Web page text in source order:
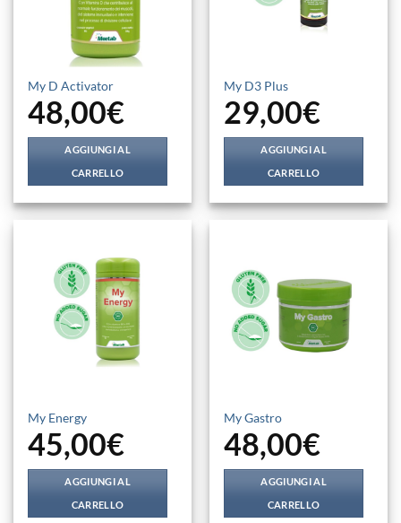
My D Activator
48,00€
AGGIUNGI AL
CARRELLO
My D3 Plus
29,00€
AGGIUNGI AL
CARRELLO
My Energy
45,00€
AGGIUNGI AL
CARRELLO
My Gastro
48,00€
AGGIUNGI AL
CARRELLO